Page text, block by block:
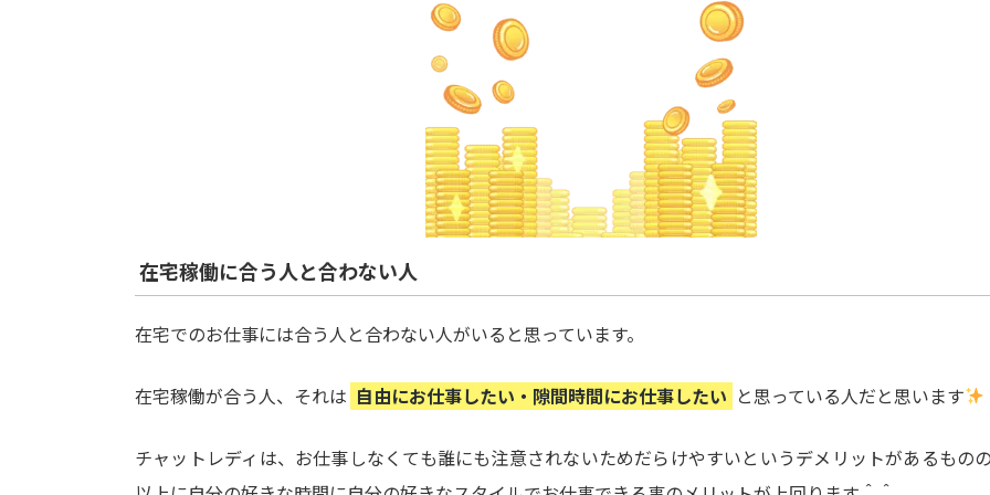
在宅稼働に合う人と合わない人
在宅でのお仕事には合う人と合わない人がいると思っています。
在宅稼働が合う人、それは 自由にお仕事したい・隙間時間にお仕事したい と思っている人だと思います
チャットレディは、お仕事しなくても誰にも注意されないためだらけやすいというデメリットがあるもの